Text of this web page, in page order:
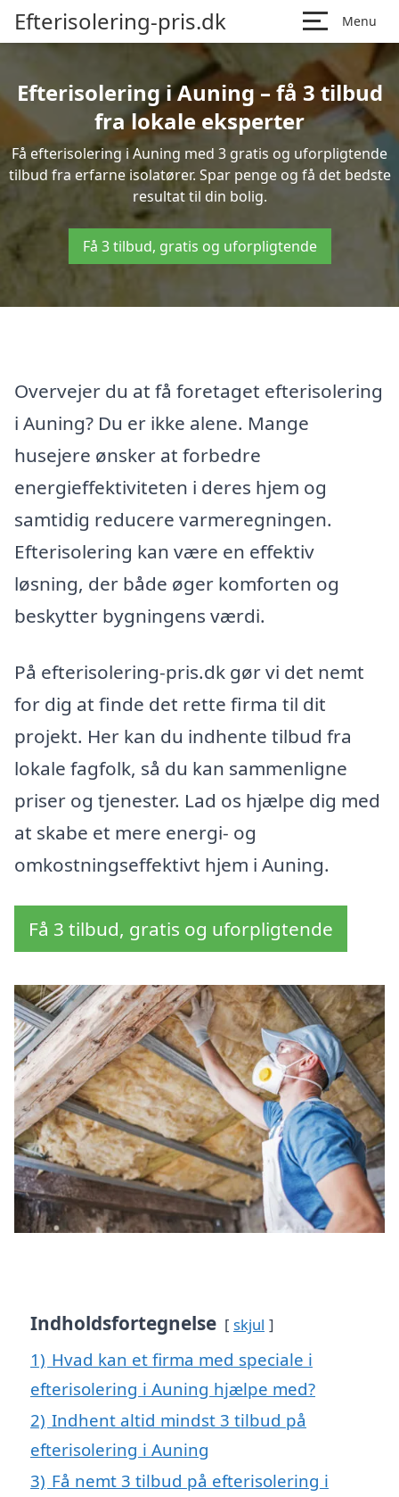
Efterisolering-pris.dk Menu
Efterisolering i Auning – få 3 tilbud
fra lokale eksperter
Få efterisolering i Auning med 3 gratis og uforpligtende
tilbud fra erfarne isolatører. Spar penge og få det bedste
resultat til din bolig.
Få 3 tilbud, gratis og uforpligtende
Overvejer du at få foretaget efterisolering
i Auning? Du er ikke alene. Mange
husejere ønsker at forbedre
energieffektiviteten i deres hjem og
samtidig reducere varmeregningen.
Efterisolering kan være en effektiv
løsning, der både øger komforten og
beskytter bygningens værdi.
På efterisolering-pris.dk gør vi det nemt
for dig at finde det rette firma til dit
projekt. Her kan du indhente tilbud fra
lokale fagfolk, så du kan sammenligne
priser og tjenester. Lad os hjælpe dig med
at skabe et mere energi- og
omkostningseffektivt hjem i Auning.
Få 3 tilbud, gratis og uforpligtende
Indholdsfortegnelse skjul
1) Hvad kan et firma med speciale i
efterisolering i Auning hjælpe med?
2) Indhent altid mindst 3 tilbud på
efterisolering i Auning
3) Få nemt 3 tilbud på efterisolering i